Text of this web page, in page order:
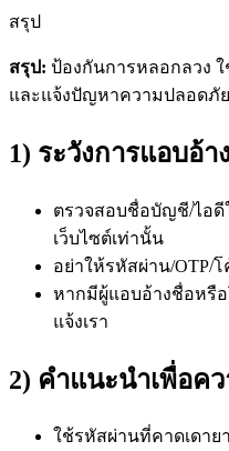
สรุป
สรุป: ป้องกันการหลอกลวง
และแจ้งปัญหาความปลอดภั
1) ระวังการแอบอ้าง
ตรวจสอบชื่อบัญชี/ไอดี
เว็บไซต์เท่านั้น
อย่าให้รหัสผ่าน/
หากมีผู้แอบอ้างชื่อหรื
แจ้งเรา
2) คำแนะนำเพื่อค
ใช้รหัสผ่านที่คาดเดา